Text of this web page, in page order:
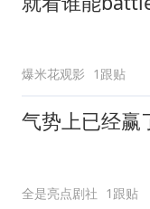
爆米花观影 1跟贴
气势上已经赢
全是亮点剧社 1跟贴